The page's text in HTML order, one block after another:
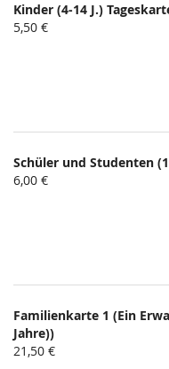
Kinder (4-14 J.)
5,50 €
Schüler und Studenten
6,00 €
Familienkarte 1 (Ein
Jahre))
21,50 €